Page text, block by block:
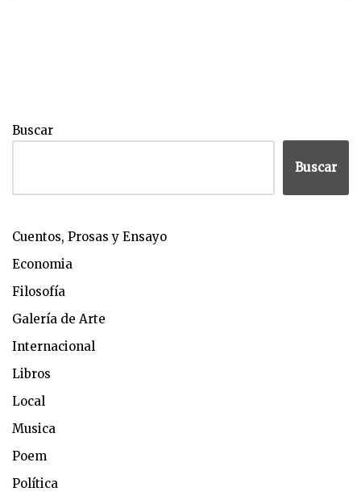
Buscar
Buscar
Cuentos, Prosas y Ensayo
Economia
Filosofía
Galería de Arte
Internacional
Libros
Local
Musica
Poem
Política